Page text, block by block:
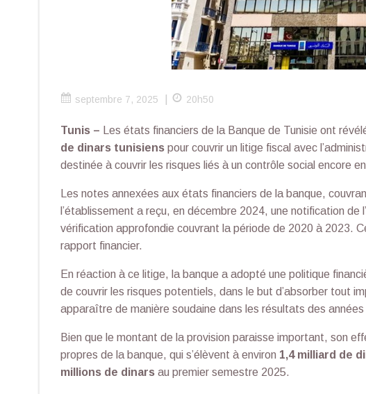
septembre 7, 2025 20h50
Tunis – Les états financiers de la Banque de Tunisie ont
de dinars tunisiens pour couvrir un litige fiscal avec
destinée à couvrir les risques liés à un contrôle social encore
Les notes annexées aux états financiers de la banque,
l’établissement a reçu, en décembre 2024, une notification de
vérification approfondie couvrant la période de 2020 à 2023.
rapport financier.
En réaction à ce litige, la banque a adopté une politique
de couvrir les risques potentiels, dans le but d’absorber tout
apparaître de manière soudaine dans les résultats des années
Bien que le montant de la provision paraisse important, son
propres de la banque, qui s’élèvent à environ 1,4 milliard de
millions de dinars au premier semestre 2025.